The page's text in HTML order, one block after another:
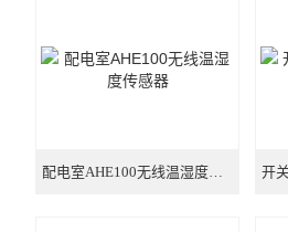
配电室AHE100无线温湿度传感器